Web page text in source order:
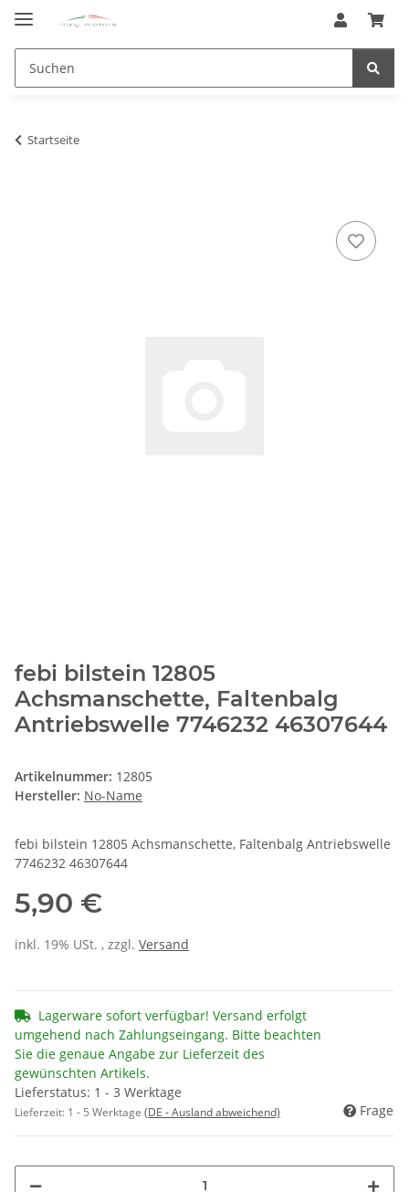
Startseite
febi bilstein 12805
Achsmanschette, Faltenbalg
Antriebswelle 7746232 46307644
Artikelnummer: 12805
Hersteller: No-Name
febi bilstein 12805 Achsmanschette, Faltenbalg Antriebswelle
7746232 46307644
5,90 €
inkl. 19% USt. , zzgl. Versand
Lagerware sofort verfügbar! Versand erfolgt
umgehend nach Zahlungseingang. Bitte beachten
Sie die genaue Angabe zur Lieferzeit des
gewünschten Artikels.
Lieferstatus: 1 - 3 Werktage
Lieferzeit: 1 - 5 Werktage (DE - Ausland abweichend) Frage